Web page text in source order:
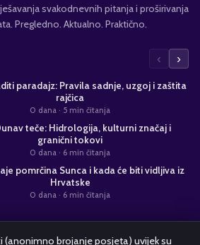
svakodnevnih pitanja i proširivanja
Pregledno. Aktualno. Praktično.
‹ ›
paradajz: Pravila sadnje, uzgoj i zaštita
rajčica
0 dana · 5 min čitanja
teče: Hidrologija, kulturni značaj i
granični tokovi
0 dana · 6 min čitanja
pomrčina Sunca i kada će biti vidljiva iz
Hrvatske
0 dana · 6 min čitanja
s nama
(anonimno brojanje posjeta) uvijek su